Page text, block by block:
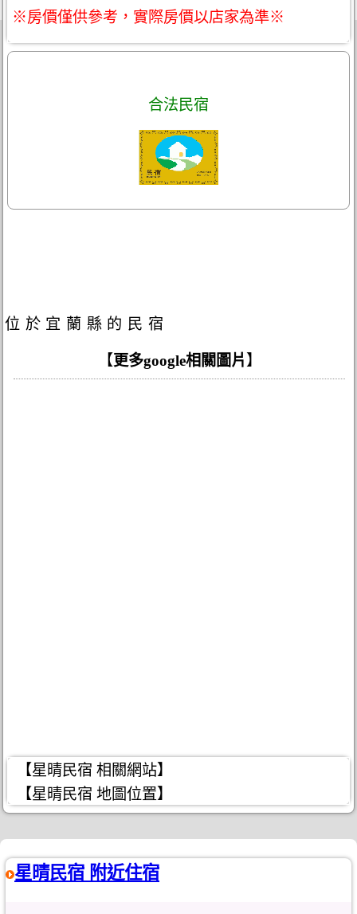
※房價僅供參考，實際房價以店家為準※
合法民宿
位於宜蘭縣的民宿
【更多google相關圖片 】
【星晴民宿 相關網站】
【星晴民宿 地圖位置】
星晴民宿 附近住宿